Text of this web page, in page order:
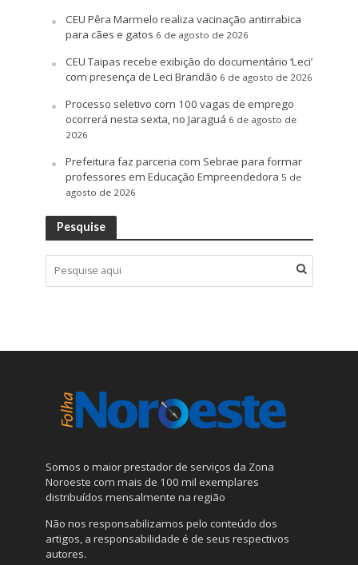
CEU Pêra Marmelo realiza vacinação antirrabica
para cães e gatos 6 de agosto de 2026
CEU Taipas recebe exibição do documentário ‘Leci’
com presença de Leci Brandão 6 de agosto de 2026
Processo seletivo com 100 vagas de emprego
ocorrerá nesta sexta, no Jaraguá 6 de agosto de
2026
Prefeitura faz parceria com Sebrae para formar
professores em Educação Empreendedora 5 de
agosto de 2026
Pesquise
Somos o maior prestador de serviços da Zona
Noroeste com mais de 100 mil exemplares
distribuídos mensalmente na região
Não nos responsabilizamos pelo conteúdo dos
artigos, a responsabilidade é de seus respectivos
autores.